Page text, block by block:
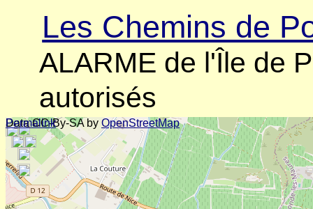
Les Chemins de
ALARME de l'Île de
autorisés
Data CC-By-SA by OpenStreetMap
Permalink